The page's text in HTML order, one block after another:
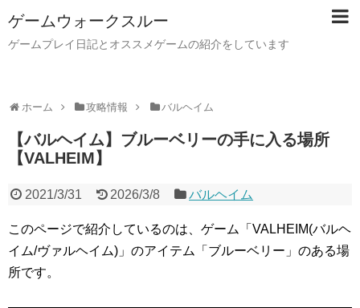
ゲームウォークスルー
ゲームプレイ日記とオススメゲームの紹介をしています
ホーム 攻略情報 バルヘイム
【バルヘイム】ブルーベリーの手に入る場所
【VALHEIM】
2021/3/31 2026/3/8 バルヘイム
このページで紹介しているのは、ゲーム「VALHEIM(バルヘ
イム/ヴァルヘイム)」のアイテム「ブルーベリー」のある場
所です。